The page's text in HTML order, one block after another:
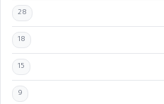
28
18
15
9